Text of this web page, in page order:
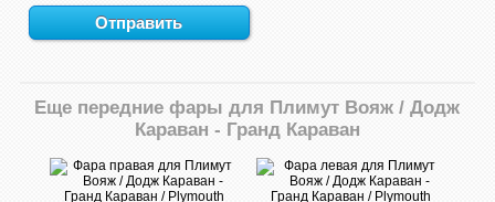
Еще передние фары для Плимут Вояж / Додж
Караван - Гранд Караван